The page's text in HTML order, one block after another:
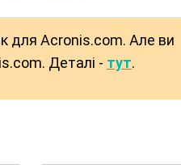
для Acronis.com. Але ви
Деталі - тут.